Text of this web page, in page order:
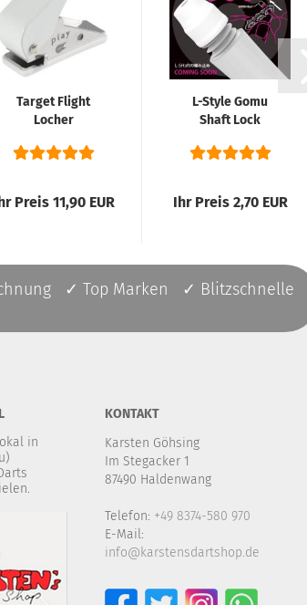
Target Flight
Locher
Preis 11,90 EUR
L-Style Gomu
Shaft Lock
Ihr Preis 2,70 EUR
✓ Top Marken ✓ Blitzschnelle
in
KONTAKT
Karsten Göhsing
Im Stegacker 1
87490 Haldenwang
Telefon: +49 8374-580 970
E-Mail:
info@karstensdartshop.de